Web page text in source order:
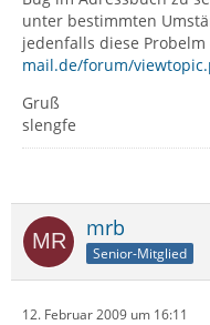
unter bestimmten
jedenfalls diese Probelm
mail.de/forum/
Gruß
slengfe
mrb
Senior-Mitglied
12. Februar 2009 um 16:11